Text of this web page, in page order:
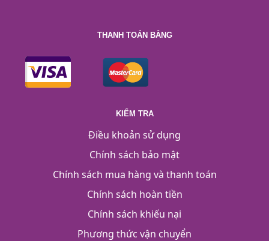
THANH TOÁN BẰNG
KIỂM TRA
Điều khoản sử dụng
Chính sách bảo mật
Chính sách mua hàng và thanh toán
Chính sách hoàn tiền
Chính sách khiếu nại
Phương thức vận chuyển